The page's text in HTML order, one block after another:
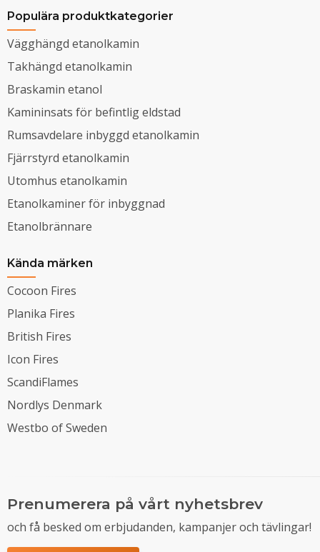
Populära produktkategorier
Vägghängd etanolkamin
Takhängd etanolkamin
Braskamin etanol
Kamininsats för befintlig eldstad
Rumsavdelare inbyggd etanolkamin
Fjärrstyrd etanolkamin
Utomhus etanolkamin
Etanolkaminer för inbyggnad
Etanolbrännare
Kända märken
Cocoon Fires
Planika Fires
British Fires
Icon Fires
ScandiFlames
Nordlys Denmark
Westbo of Sweden
Prenumerera på vårt nyhetsbrev
och få besked om erbjudanden, kampanjer och tävlingar!